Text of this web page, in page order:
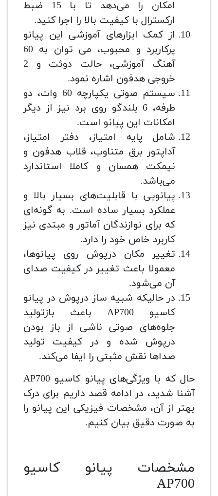
امکان را می‌دهد تا با 15 ضبط
ارکسترال با کیفیت بالا را اجرا کنید.
از کمک ابزارهای آموزشی این پیانو
پرکاربرد و محبوب، می توان به 60
آهنگ آموزشی، حالت دوئت و 2
خروجی هدفون اشاره نمود.
سیستم صوتی یکپارچه 60 وات، دو
طرفه، 6 بلندگو روی برد نیز از دیگر
امکانات این پیانو است.
شامل پایه امتیاز، دفتر امتیاز،
آداپتور برق متناوب، قلاب هدفون و
نیمکت همسان و کاملا استاندارد
می‌باشد.
پیانویی با قابلیت‌های بسیار بالا و
عملکرد بسیار ساده است. به گونه‌ای
که برای نوازندگان آماتور و مبتدی نیز
کاربرد خاص خود را دارد.
تغییر مکان درپوش روی پیانوها،
معمولا باعث تغییر در کیفیت صدای
آن می‌شود.
در حالیکه شبیه ساز درپوش در پیانو
کاسیو AP700 باعث بازتولید
جلوه‌های صوتی ناشی از باز بودن
درپوش شده و در کیفیت تولید
صداها نقش مثبتی را ایفا می‌کند.
حال که با ویژگی‌های پیانو کاسیو AP700
آشنا شدید، در ادامه قصد داریم برای درک
بهتر از آن، مشخصات فیزیکی این پیانو را
به صورت دقیق بیان کنیم.
مشخصات پیانو کاسیو
AP700